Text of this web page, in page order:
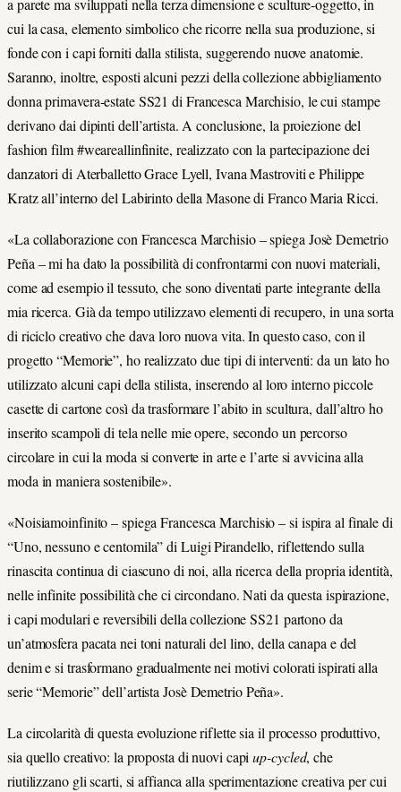
a parete ma sviluppati nella terza dimensione e sculture-oggetto, in
cui la casa, elemento simbolico che ricorre nella sua produzione, si
fonde con i capi forniti dalla stilista, suggerendo nuove anatomie.
Saranno, inoltre, esposti alcuni pezzi della collezione abbigliamento
donna primavera-estate SS21 di Francesca Marchisio, le cui stampe
derivano dai dipinti dell’artista. A conclusione, la proiezione del
fashion film #weareallinfinite, realizzato con la partecipazione dei
danzatori di Aterballetto Grace Lyell, Ivana Mastroviti e Philippe
Kratz all’interno del Labirinto della Masone di Franco Maria Ricci.
«La collaborazione con Francesca Marchisio – spiega Josè Demetrio
Peña – mi ha dato la possibilità di confrontarmi con nuovi materiali,
come ad esempio il tessuto, che sono diventati parte integrante della
mia ricerca. Già da tempo utilizzavo elementi di recupero, in una sorta
di riciclo creativo che dava loro nuova vita. In questo caso, con il
progetto “Memorie”, ho realizzato due tipi di interventi: da un lato ho
utilizzato alcuni capi della stilista, inserendo al loro interno piccole
casette di cartone così da trasformare l’abito in scultura, dall’altro ho
inserito scampoli di tela nelle mie opere, secondo un percorso
circolare in cui la moda si converte in arte e l’arte si avvicina alla
moda in maniera sostenibile».
«Noisiamoinfinito – spiega Francesca Marchisio – si ispira al finale di
“Uno, nessuno e centomila” di Luigi Pirandello, riflettendo sulla
rinascita continua di ciascuno di noi, alla ricerca della propria identità,
nelle infinite possibilità che ci circondano. Nati da questa ispirazione,
i capi modulari e reversibili della collezione SS21 partono da
un’atmosfera pacata nei toni naturali del lino, della canapa e del
denim e si trasformano gradualmente nei motivi colorati ispirati alla
serie “Memorie” dell’artista Josè Demetrio Peña».
La circolarità di questa evoluzione riflette sia il processo produttivo,
sia quello creativo: la proposta di nuovi capiup-cycled, che
riutilizzano gli scarti, si affianca alla sperimentazione creativa per cui